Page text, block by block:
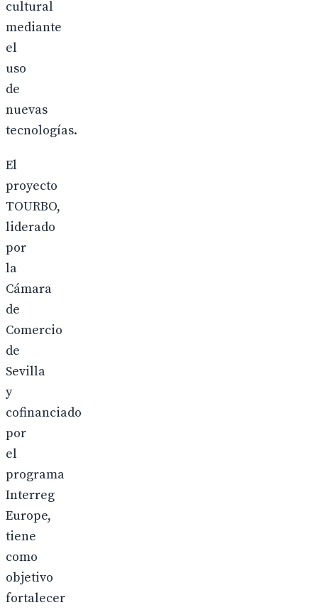
cultural
mediante
el
uso
de
nuevas
tecnologías.
El
proyecto
TOURBO,
liderado
por
la
Cámara
de
Comercio
de
Sevilla
y
cofinanciado
por
el
programa
Interreg
Europe,
tiene
como
objetivo
fortalecer